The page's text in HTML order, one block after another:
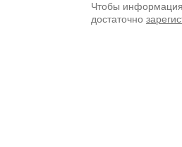
Чтобы
достаточно